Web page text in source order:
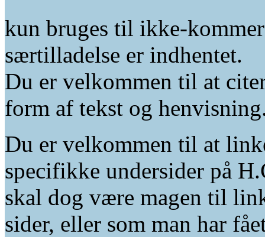
kun bruges til ikke-
særtilladelse er indhentet.
Du er velkommen til at
form af tekst og
Du er velkommen til at
specifikke undersider på
skal dog være magen til
sider, eller som man har